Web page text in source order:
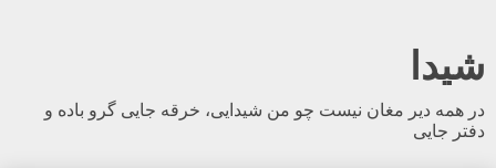
شیدا
در همه دیر مغان نیست چو من شیدایی، خرقه جایی گرو باده و
دفتر جایی